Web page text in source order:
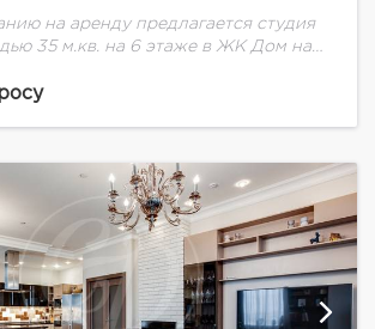
на аренду предлагается студия
35 м.кв. на 6 этаже в ЖК Дом на
разделить просторную комнату